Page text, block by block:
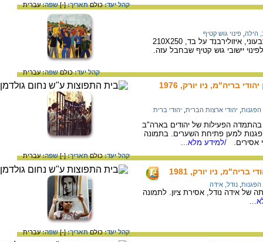
קהל יעד:כולםתאריך:[-]שפה:עברית
הילה פינוי גוש קטיף
הילה קרבלניקוב, הפגנה, 2004, מסקינטייפ צבעוני, איזולירבנד על בד, 210X250
יישובי גוש קטיף שבחבל עזה.
קהל יעד:כולםשפה:עברית
בריה"מ, ניו יורק, 1976
הפגנות יהודי ארצות הברית יהודי ברית
השנייה של שנות ה- 70 גדלה בהתמדה הפעילות של יהודים בארה"ב
למען פתיחת השערים. בתמונה
אסירים.
/למידע מלא...
קהל יעד:כולםתאריך:[-]שפה:עברית
ניו יורק, 1981
הפגנות נודל, אידה
של אידה נודל, אסירת ציון. לתמונה
קהל יעד:כולםתאריך:[-]שפה:עברית